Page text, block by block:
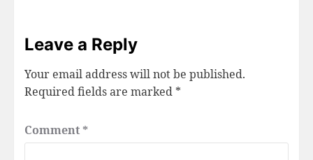
Leave a Reply
Your email address will not be published.
Required fields are marked *
Comment *